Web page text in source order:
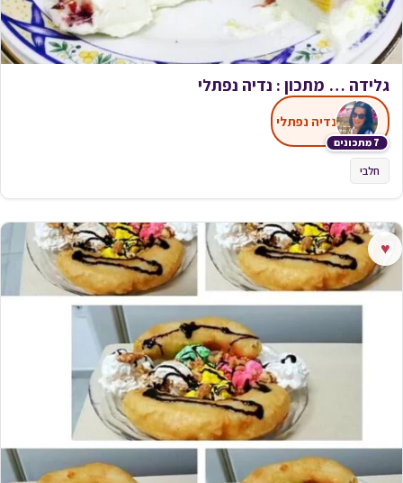
גלידה … מתכון : נדיה נפתלי
7 מתכונים
נדיה נפתלי
חלבי
♥